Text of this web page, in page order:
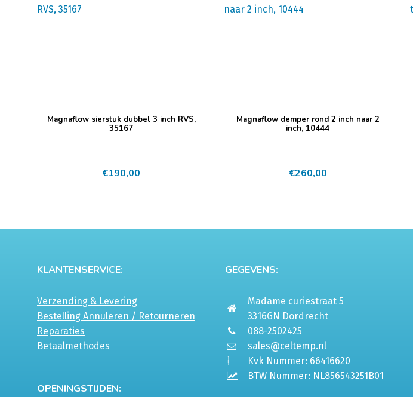
Magnaflow sierstuk dubbel 3 inch RVS,
35167
€190,00
Magnaflow demper rond 2 inch naar 2
inch, 10444
€260,00
KLANTENSERVICE:
Verzending & Levering
Bestelling Annuleren / Retourneren
Reparaties
Betaalmethodes
OPENINGSTIJDEN:
GEGEVENS:
Madame curiestraat 5
3316GN Dordrecht
088-2502425
sales@celtemp.nl
Kvk Nummer: 66416620
BTW Nummer: NL856543251B01